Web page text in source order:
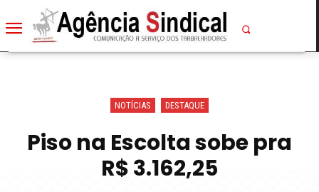
NOTÍCIAS DESTAQUE
Piso na Escolta sobe pra
R$ 3.162,25